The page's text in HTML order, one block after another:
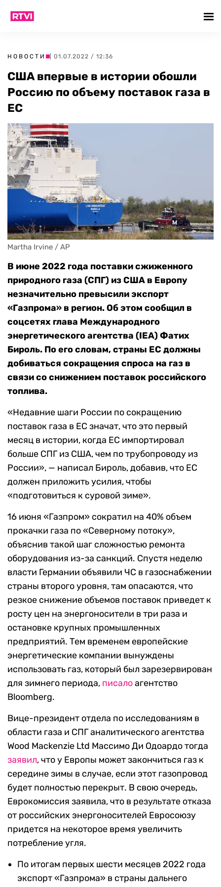
НОВОСТИ | 01.07.2022 / 12:36
США впервые в истории обошли
Россию по объему поставок газа в
ЕС
Martha Irvine / AP
В июне 2022 года поставки сжиженного
природного газа (СПГ) из США в Европу
незначительно превысили экспорт
«Газпрома» в регион. Об этом сообщил в
соцсетях глава Международного
энергетического агентства (IEA) Фатих
Бироль. По его словам, страны ЕС должны
добиваться сокращения спроса на газ в
связи со снижением поставок российского
топлива.
«Недавние шаги России по сокращению
поставок газа в ЕС значат, что это первый
месяц в истории, когда ЕС импортировал
больше СПГ из США, чем по трубопроводу из
России», — написал Бироль, добавив, что ЕС
должен приложить усилия, чтобы
«подготовиться к суровой зиме».
16 июня «Газпром» сократил на 40% объем
прокачки газа по «Северному потоку»,
объяснив такой шаг сложностью ремонта
оборудования из-за санкций. Спустя неделю
власти Германии объявили ЧС в газоснабжении
страны второго уровня, там опасаются, что
резкое снижение объемов поставок приведет к
росту цен на энергоносители в три раза и
остановке крупных промышленных
предприятий. Тем временем европейские
энергетические компании вынуждены
использовать газ, который был зарезервирован
для зимнего периода, писалоагентство
Bloomberg.
Вице-президент отдела по исследованиям в
области газа и СПГ аналитического агентства
Wood Mackenzie Ltd Массимо Ди Одоардо тогда
заявил, что у Европы может закончиться газ к
середине зимы в случае, если этот газопровод
будет полностью перекрыт. В свою очередь,
Еврокомиссия заявила, что в результате отказа
от российских энергоносителей Евросоюзу
придется на некоторое время увеличить
потребление угля.
По итогам первых шести месяцев 2022 года
экспорт «Газпрома» в страны дальнего